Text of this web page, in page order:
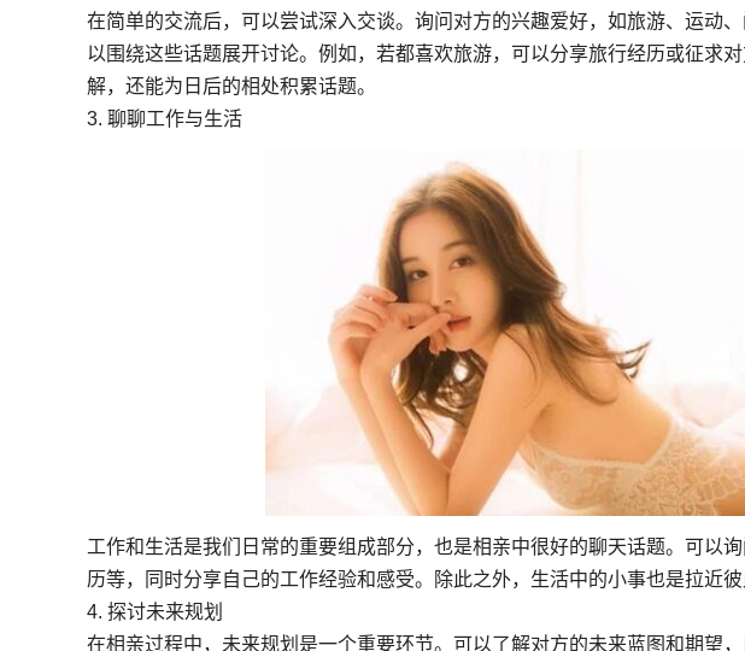
在简单的交流后，可以尝试深入交谈。询问对方的兴趣爱好，如旅游、运动
以围绕这些话题展开讨论。例如，若都喜欢旅游，可以分享旅行经历或征求
解，还能为日后的相处积累话题。
3. 聊聊工作与生活
工作和生活是我们日常的重要组成部分，也是相亲中很好的聊天话题。可以
历等，同时分享自己的工作经验和感受。除此之外，生活中的小事也是拉近
4. 探讨未来规划
在相亲过程中，未来规划是一个重要环节。可以了解对方的未来蓝图和期望